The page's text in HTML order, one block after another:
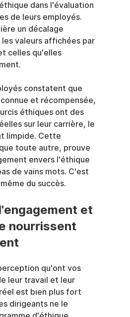
dans l'évaluation
de leurs employés.
un décalage
valeurs affichées par
celles qu'elles
constatent que
et récompensée,
éthiques ont des
sur leur carrière, le
limpide. Cette
toute autre, prouve
envers l'éthique
de vains mots. C'est
du succès.
et
nourrissent
qu'ont vos
leur travail et leur
est bien plus fort
dirigeants ne le